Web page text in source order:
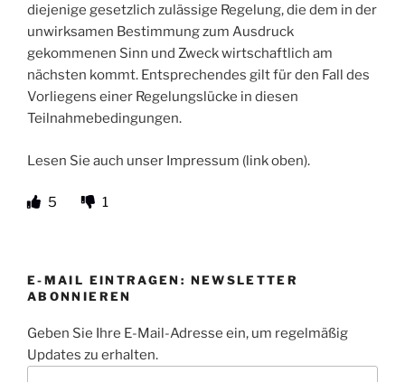
diejenige gesetzlich zulässige Regelung, die dem in der
unwirksamen Bestimmung zum Ausdruck
gekommenen Sinn und Zweck wirtschaftlich am
nächsten kommt. Entsprechendes gilt für den Fall des
Vorliegens einer Regelungslücke in diesen
Teilnahmebedingungen.
Lesen Sie auch unser Impressum (link oben).
5 1
E-MAIL EINTRAGEN: NEWSLETTER
ABONNIEREN
Geben Sie Ihre E-Mail-Adresse ein, um regelmäßig
Updates zu erhalten.